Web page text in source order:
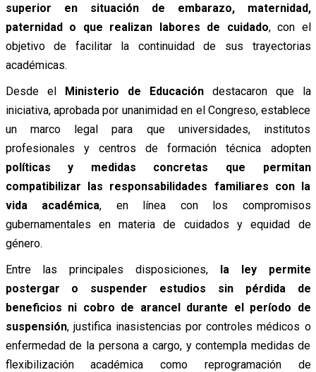
superior en situación de embarazo, maternidad,
paternidad o que realizan labores de cuidado, con el
objetivo de facilitar la continuidad de sus trayectorias
académicas.
Desde el Ministerio de Educacióndestacaron que la
iniciativa, aprobada por unanimidad en el Congreso, establece
un marco legal para que universidades, institutos
profesionales y centros de formación técnica adopten
políticas y medidas concretas que permitan
compatibilizar las responsabilidades familiares con la
vida académica, en línea con los compromisos
gubernamentales en materia de cuidados y equidad de
género.
Entre las principales disposiciones, la ley permite
postergar o suspender estudios sin pérdida de
beneficios ni cobro de arancel durante el período de
suspensión, justifica inasistencias por controles médicos o
enfermedad de la persona a cargo, y contempla medidas de
flexibilización académica como reprogramación de